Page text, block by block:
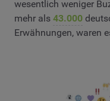
wesentlich weniger
mehr als 43.000
Erwähnungen, waren